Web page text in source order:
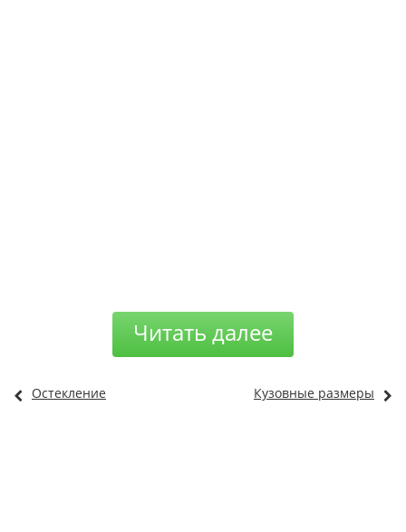
Читать далее
Остекление Кузовные размеры